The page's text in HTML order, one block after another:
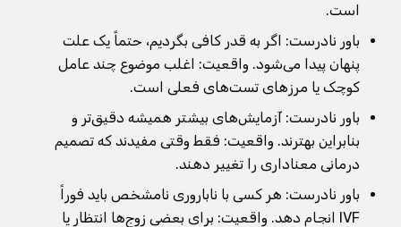
است.
باور نادرست: اگر به قدر کافی بگردیم، حتماً یک علت
پنهان پیدا می‌شود. واقعیت: اغلب موضوع چند عامل
کوچک یا مرزهای تست‌های فعلی است.
باور نادرست: آزمایش‌های بیشتر همیشه دقیق‌تر و
بنابراین بهترند. واقعیت: فقط وقتی مفیدند که تصمیم
درمانی معناداری را تغییر دهند.
باور نادرست: هر کسی با ناباروری نامشخص باید فوراً
IVF انجام دهد. واقعیت: برای بعضی زوج‌ها انتظار یا